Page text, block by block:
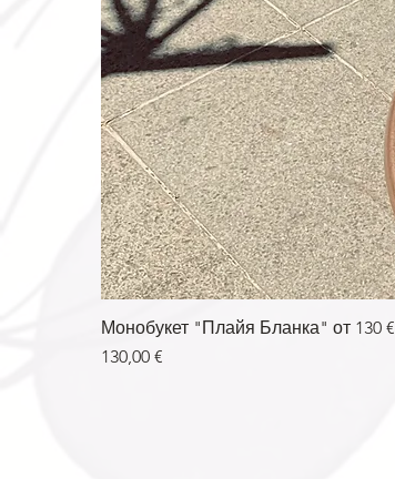
Монобукет "Плайя Бланка" от 130 €
Цена
130,00 €